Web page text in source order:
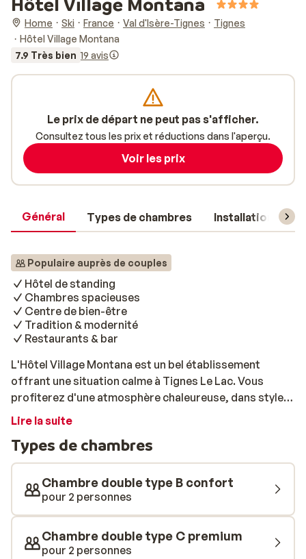
Home Ski France Val d'Isère-Tignes
Tignes
Hôtel Village Montana
7.9 Très bien 19 avis
Général Types de chambres Installations
Populaire auprès de couples
Hôtel de standing
Chambres spacieuses
Centre de bien-être
Tradition & modernité
Restaurants & bar
L'Hôtel Village Montana est un bel établissement
offrant une situation calme à Tignes Le Lac. Vous
profiterez d'une atmosphère chaleureuse, dans style
moderne et montagnard. Les pistes sont à deux pas et
ville à pied. Les chambres sont spacieuses et soignées,
pour un cadre reposant au style authentique. L'hôtel
dispose également d'un centre de bien-être, de 4
restaurants et d'un bar avec coin salon. Ici, vous
pourrez vous détendre dans l'un des grands fauteuils
après une journée sur les pistes, accompagné d'un
chocolat ou d'un bon vin chaud.
Lire la suite
Types de chambres
Chambre double type B confort
pour 2 personnes
Chambre double type C premium
pour 2 personnes
Le prix de départ ne peut pas s'afficher.
Consultez tous les prix et réductions dans l'aperçu.
Voir les prix